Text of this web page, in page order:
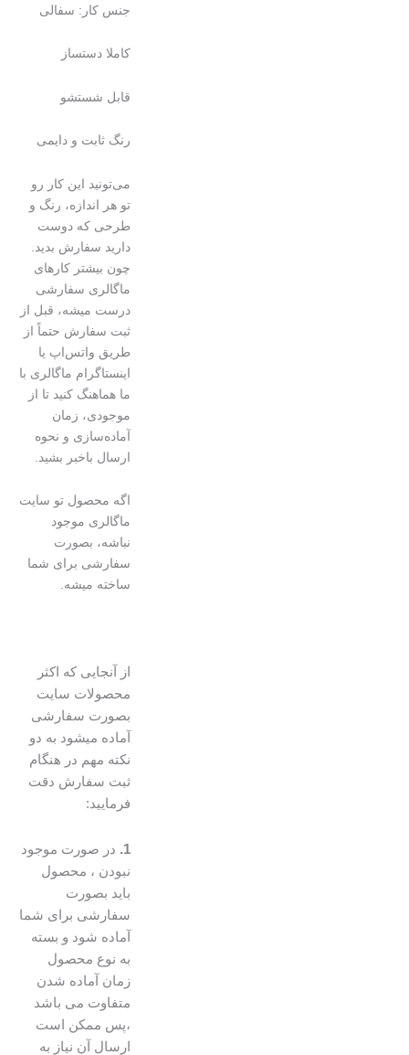
جنس کار: سفالی
کاملا دستساز
قابل شستشو
رنگ ثابت و دایمی
می‌تونید این کار رو
تو هر اندازه، رنگ و
طرحی که دوست
دارید سفارش بدید.
چون بیشتر کارهای
ماگالری سفارشی
درست میشه، قبل از
ثبت سفارش حتماً از
طریق واتس‌اپ یا
اینستاگرام ماگالری با
ما هماهنگ کنید تا از
موجودی، زمان
آماده‌سازی و نحوه
ارسال باخبر بشید.
اگه محصول تو سایت
ماگالری موجود
نباشه، بصورت
سفارشی برای شما
ساخته میشه.
از آنجایی که اکثر
محصولات سایت
بصورت سفارشی
آماده میشود به دو
نکته مهم در هنگام
ثبت سفارش دقت
فرمایید:
در صورت موجود
نبودن ، محصول
باید بصورت
سفارشی برای شما
آماده شود و بسته
به نوع محصول
زمان آماده شدن
متفاوت می باشد
،پس ممکن است
ارسال آن نیاز به